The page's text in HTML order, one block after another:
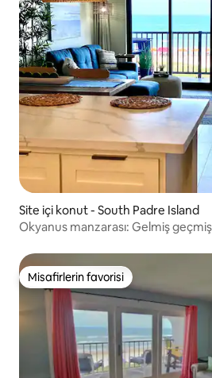
Site içi konut - South Padre Island
Okyanus manzarası: Gelmiş
Misafirlerin favorisi
Misafirlerin favorisi